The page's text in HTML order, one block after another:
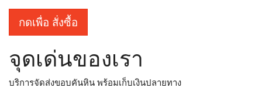
กดเพื่อ สั่งซื้อ
จุดเด่นของเรา
บริการจัดส่งขอบคันหิน พร้อมเก็บเงินปลายทาง